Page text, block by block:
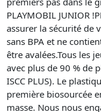
PLAYMOBIL JUNIOR
assurer la sécurité de
sans BPA et ne
être avalées.Tous les
avec plus de 90 % de
ISCC PLUS). Le
première biosourcée
masse. Nous nous